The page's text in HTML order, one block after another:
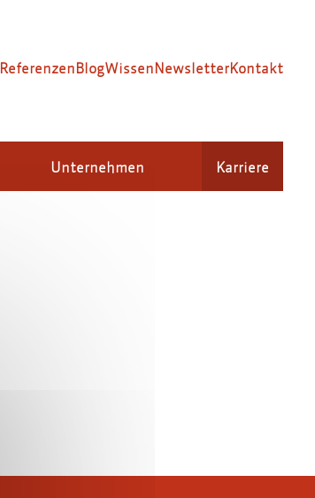
Unternehmen Karriere
ReferenzenBlogWissenNewsletterKontakt